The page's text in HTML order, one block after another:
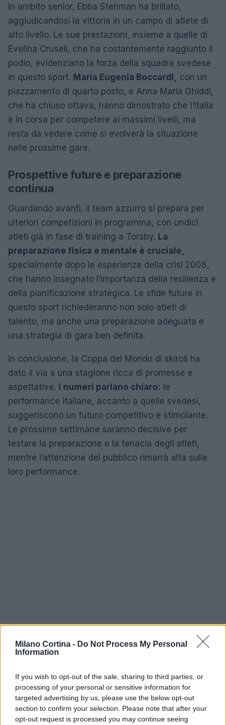
Milano Cortina - Do Not Process My Personal
Information
If you wish to opt-out of the sale, sharing to third parties, or
processing of your personal or sensitive information for
targeted advertising by us, please use the below opt-out
section to confirm your selection. Please note that after your
opt-out request is processed you may continue seeing
In ambito senior, Ebba Stenman ha brillato,
aggiudicandosi la vittoria in un campo di atlete di
alto livello. Le sue prestazioni, insieme a quelle di
Evelina Crusell, che ha costantemente raggiunto il
podio, evidenziano la forza della squadra svedese
in questo sport. Maria Eugenia Boccardi,
con un
piazzamento di quarto posto, e Anna Maria Ghiddi,
che ha chiuso ottava, hanno dimostrato che l’Italia
è in corsa per competere ai massimi livelli, ma
resta da vedere come si evolverà la situazione
nelle prossime gare.
Prospettive future e preparazione
continua
Guardando avanti, il team azzurro si prepara per
ulteriori competizioni in programma, con undici
atleti già in fase di training a Torsby. La
preparazione fisica e mentale è cruciale,
specialmente dopo le esperienze della crisi 2008,
che hanno insegnato l’importanza della resilienza e
della pianificazione strategica. Le sfide future in
questo sport richiederanno non solo atleti di
talento, ma anche una preparazione adeguata e
una strategia di gara ben definita.
In conclusione, la Coppa del Mondo di skiroll ha
dato il via a una stagione ricca di promesse e
aspettative. I numeri parlano chiaro: le
performance italiane, accanto a quelle svedesi,
suggeriscono un futuro competitivo e stimolante.
Le prossime settimane saranno decisive per
testare la preparazione e la tenacia degli atleti,
mentre l’attenzione del pubblico rimarrà alta sulle
loro performance.
AUTORE
AiAdhubMedia